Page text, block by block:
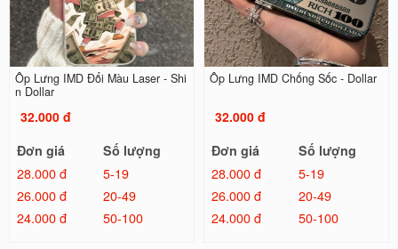
Ốp Lưng IMD Đổi Màu Laser - Shi
n Dollar
32.000 đ
Đơn giá
Số lượng
28.000 đ
5-19
26.000 đ
20-49
24.000 đ
50-100
Ốp Lưng IMD Chống Sốc - Dollar
32.000 đ
Đơn giá
Số lượng
28.000 đ
5-19
26.000 đ
20-49
24.000 đ
50-100